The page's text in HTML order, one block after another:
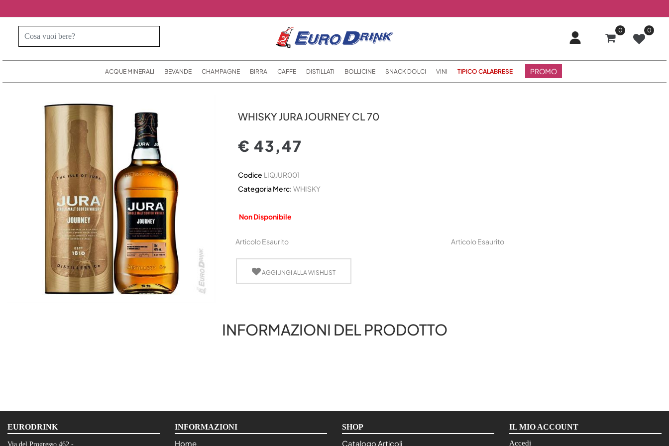
0 0
ACQUE MINERALI BEVANDE CHAMPAGNE BIRRA CAFFE DISTILLATI BOLLICINE SNACK DOLCI VINI TIPICO CALABRESE PROMO
WHISKY JURA JOURNEY CL 70
€ 43,47
Codice LIQJUR001
Categoria Merc: WHISKY
Non Disponibile
Articolo Esaurito Articolo Esaurito
AGGIUNGI ALLA WISHLIST
INFORMAZIONI DEL PRODOTTO
EURODRINK
Via del Progresso 462 -
INFORMAZIONI
Home
SHOP
Catalogo Articoli
IL MIO ACCOUNT
Accedi